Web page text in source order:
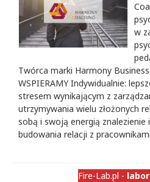
w
Twórca marki Harmony
WSPIERAMY Indywidualnie:
stresem wynikającym z
utrzymywania wielu złożonych
sobą i swoją energią
budowania relacji z
Fire-Lab.pl -